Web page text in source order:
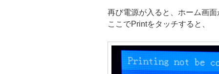
再び電源が入ると、ホーム画
ここでPrintをタッチすると、